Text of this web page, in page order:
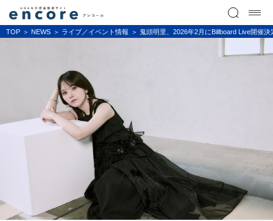
TOP NEWS ライブ／イベント情報 鬼頭明里、2026年2月にBillboard Live開催